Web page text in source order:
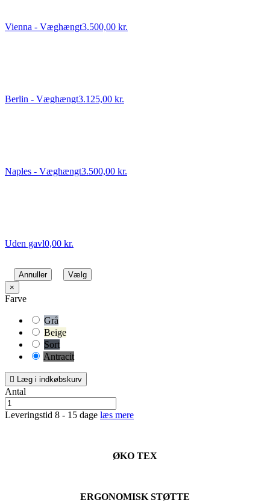
Vienna - Væghængt3.500,00 kr.
Berlin - Væghængt3.125,00 kr.
Naples - Væghængt3.500,00 kr.
Uden gavl0,00 kr.
Annuller
Vælg
×
Farve
Grå
Beige
Sort
Antracit
 Læg i indkøbskurv
Antal
Leveringstid 8 - 15 dage læs mere
ØKO TEX
ERGONOMISK STØTTE